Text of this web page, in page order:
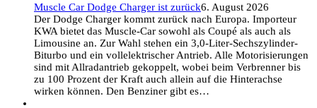
Muscle Car Dodge Charger ist zurück6. August 2026
Der Dodge Charger kommt zurück nach Europa. Importeur
KWA bietet das Muscle-Car sowohl als Coupé als auch als
Limousine an. Zur Wahl stehen ein 3,0-Liter-Sechszylinder-
Biturbo und ein vollelektrischer Antrieb. Alle Motorisierungen
sind mit Allradantrieb gekoppelt, wobei beim Verbrenner bis
zu 100 Prozent der Kraft auch allein auf die Hinterachse
wirken können. Den Benziner gibt es…